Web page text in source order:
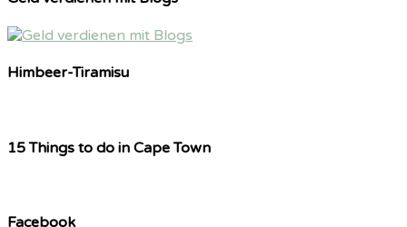
Himbeer-Tiramisu
15 Things to do in Cape Town
Facebook